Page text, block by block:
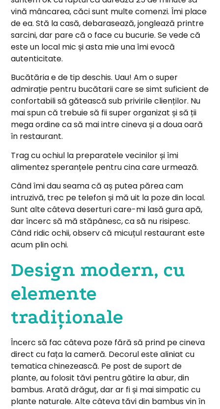
vină mâncarea, căci sunt multe comenzi. Îmi place
de ea. Stă la casă, debarasează, jonglează printre
sarcini, dar pare că o face cu bucurie. Se vede că
este un local mic și asta mie una îmi evocă
autenticitate.
Bucătăria e de tip deschis. Uau! Am o super
admirație pentru bucătarii care se simt suficient de
confortabili să gătească sub privirile clienților. Nu
mai spun că trebuie să fii super organizat și să ții
mega ordine ca să mai intre cineva și a doua oară
în restaurant.
Trag cu ochiul la preparatele vecinilor și îmi
alimentez speranțele pentru cina care urmează.
Când îmi dau seama că aș putea părea cam
intruzivă, trec pe telefon și mă uit la poze din local.
Sunt alte câteva deserturi care-mi lasă gura apă,
dar încerc să mă stăpânesc, ca să nu risipesc.
Când ridic ochii, observ că micuțul restaurant este
acum plin ochi.
Design modern, cu
elemente
tradiționale
Încerc să fac câteva poze fără să prind pe cineva
direct cu fața la cameră. Decorul este aliniat cu
tematica chinezească. Pe post de suport de
plante, au folosit tăvi pentru gătire la abur, din
bambus. Arată drăguț, dar ar fi și mai simpatic cu
plante naturale. Alte câteva tăvi din bambus vin în